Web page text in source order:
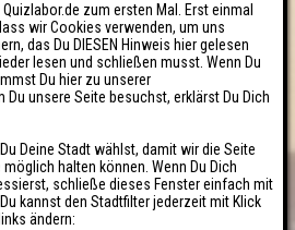
zum ersten Mal. Erst einmal
wir Cookies verwenden, um uns
das Du DIESEN Hinweis hier gelesen
lesen und schließen musst. Wenn Du
Du hier zu unserer
Du unsere Seite besuchst, erklärst Du Dich
Deine Stadt wählst, damit wir die Seite
halten können. Wenn Du Dich
schließe dieses Fenster einfach mit
kannst den Stadtfilter jederzeit mit Klick
ändern: